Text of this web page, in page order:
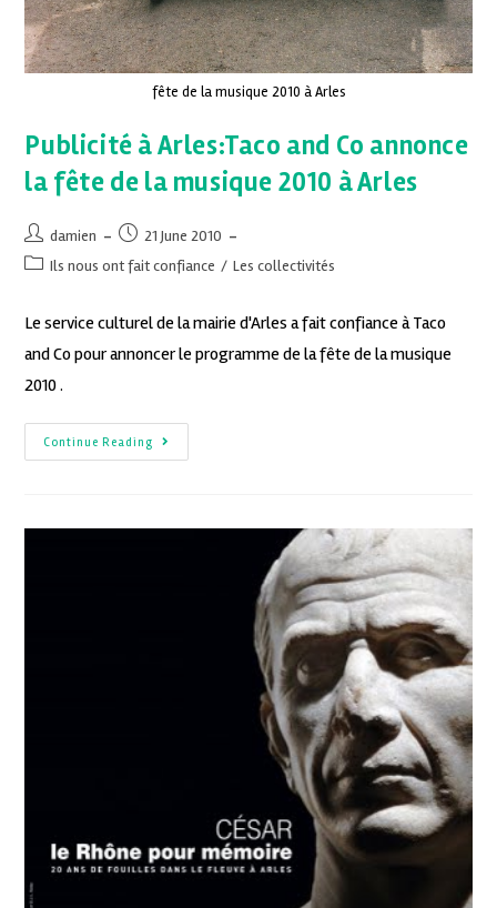
fête de la musique 2010 à Arles
Publicité à Arles:Taco and Co annonce
la fête de la musique 2010 à Arles
damien
21 June 2010
Ils nous ont fait confiance / Les collectivités
Le service culturel de la mairie d'Arles a fait confiance à Taco
and Co pour annoncer le programme de la fête de la musique
2010 .
Continue Reading